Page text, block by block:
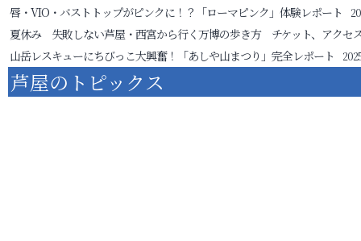
唇・VIO・バストトップがピンクに！？「ローマピンク」体験レポート
夏休み 失敗しない芦屋・西宮から行く万博の歩き方 チケット、アクセ
山岳レスキューにちびっこ大興奮！「あしや山まつり」完全レポート
芦屋のトピックス